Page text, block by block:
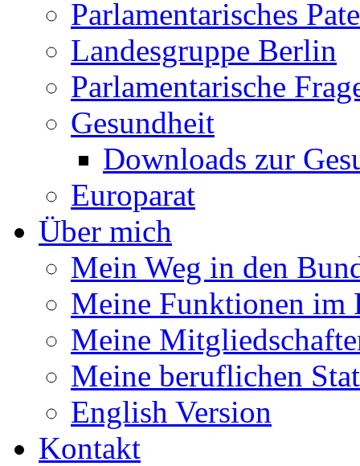
Parlamentarisches
Landesgruppe Berlin
Parlamentarische
Gesundheit
Downloads zur
Europarat
Über mich
Mein Weg in den
Meine Funktionen im
Meine
Meine beruflichen
English Version
Kontakt